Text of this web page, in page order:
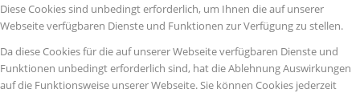
Diese Cookies sind unbedingt erforderlich, um Ihnen die auf unserer
Webseite verfügbaren Dienste und Funktionen zur Verfügung zu stellen.
Da diese Cookies für die auf unserer Webseite verfügbaren Dienste und
Funktionen unbedingt erforderlich sind, hat die Ablehnung Auswirkungen
auf die Funktionsweise unserer Webseite. Sie können Cookies jederzeit